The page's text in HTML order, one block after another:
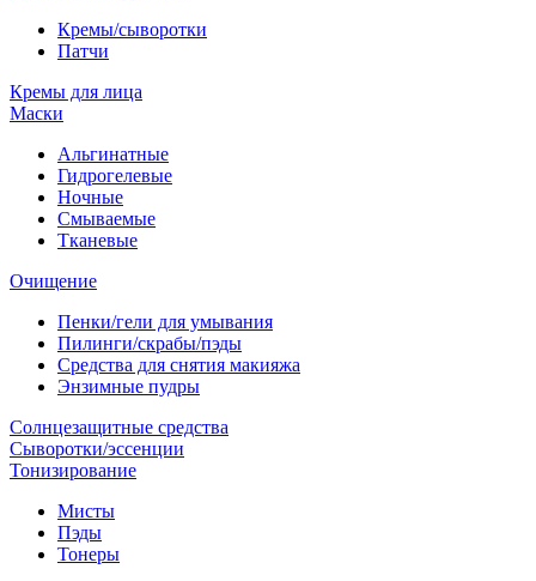
Кремы/сыворотки
Патчи
Кремы для лица
Маски
Альгинатные
Гидрогелевые
Ночные
Смываемые
Тканевые
Очищение
Пенки/гели для умывания
Пилинги/скрабы/пэды
Средства для снятия макияжа
Энзимные пудры
Солнцезащитные средства
Сыворотки/эссенции
Тонизирование
Мисты
Пэды
Тонеры